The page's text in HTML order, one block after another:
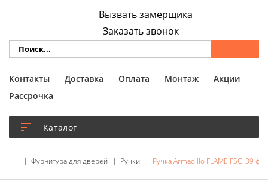
Каталог
Вызвать замерщика
Заказать звонок
Контакты Доставка Оплата Монтаж
Акции
Рассрочка
Фурнитура для дверей Ручки Ручка Armadillo FLAME FSG-39